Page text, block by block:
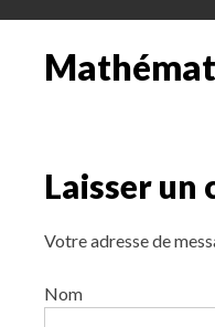
Laisser un
Votre adresse de
Nom